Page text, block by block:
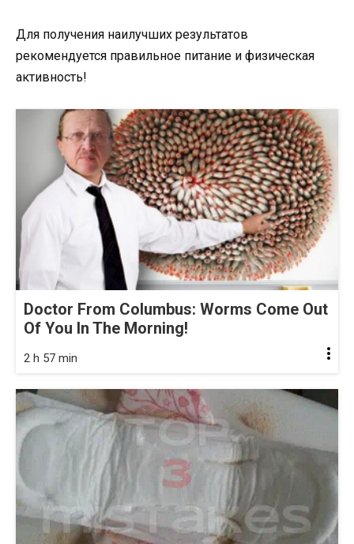
Для получения наилучших результатов
рекомендуется правильное питание и физическая
активность!
Doctor From Columbus: Worms Come Out
Of You In The Morning!
2 h 57 min